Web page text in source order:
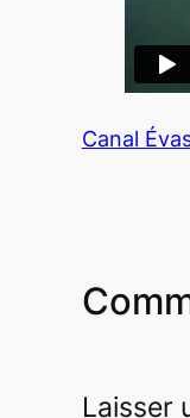
Canal
Laisser